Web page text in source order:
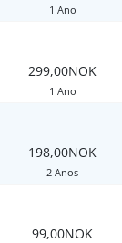
1 Ano
299,00NOK
1 Ano
198,00NOK
2 Anos
99,00NOK